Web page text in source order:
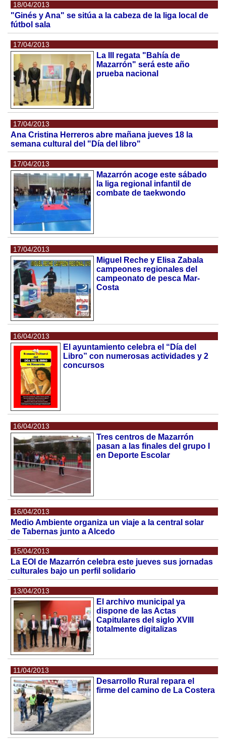
18/04/2013
"Ginés y Ana" se sitúa a la cabeza de la liga local de
fútbol sala
17/04/2013
La III regata "Bahía de
Mazarrón" será este año
prueba nacional
17/04/2013
Ana Cristina Herreros abre mañana jueves 18 la
semana cultural del "Día del libro"
17/04/2013
Mazarrón acoge este sábado
la liga regional infantil de
combate de taekwondo
17/04/2013
Miguel Reche y Elisa Zabala
campeones regionales del
campeonato de pesca Mar-
Costa
16/04/2013
El ayuntamiento celebra el “Día del
Libro” con numerosas actividades y 2
concursos
16/04/2013
Tres centros de Mazarrón
pasan a las finales del grupo I
en Deporte Escolar
16/04/2013
Medio Ambiente organiza un viaje a la central solar
de Tabernas junto a Alcedo
15/04/2013
La EOI de Mazarrón celebra este jueves sus jornadas
culturales bajo un perfil solidario
13/04/2013
El archivo municipal ya
dispone de las Actas
Capitulares del siglo XVIII
totalmente digitalizas
11/04/2013
Desarrollo Rural repara el
firme del camino de La Costera